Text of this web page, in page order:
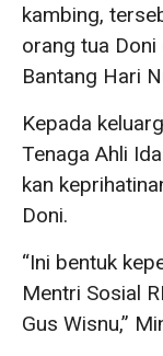
kambing,
orang tua Doni
Bantang Hari
Kepada
Tenaga Ahli
kan
Doni.
“Ini bentuk
Mentri Sosial
Gus Wisnu,”